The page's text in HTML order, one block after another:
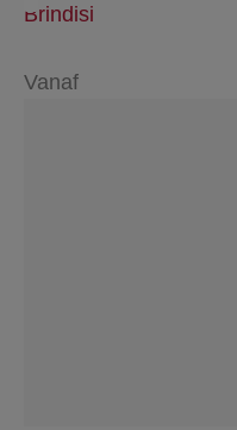
Brindisi
Vanaf